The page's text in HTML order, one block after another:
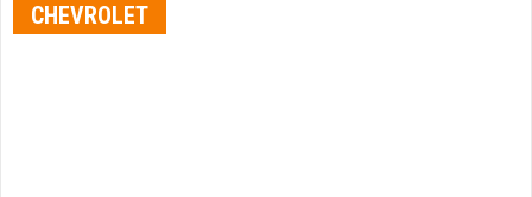
CHEVROLET